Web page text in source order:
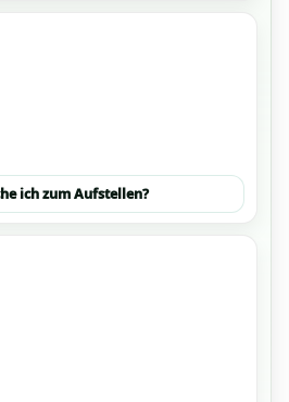
ich zum Aufstellen?